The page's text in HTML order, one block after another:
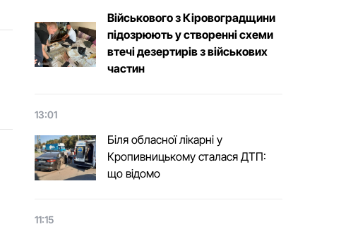
Військового з Кіровоградщини
підозрюють у створенні схеми
втечі дезертирів з військових
частин
13:01
Біля обласної лікарні у
Кропивницькому сталася ДТП:
що відомо
11:15